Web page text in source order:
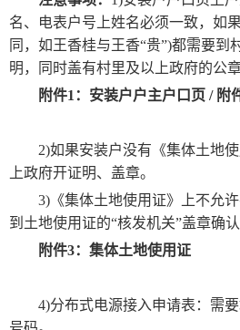
名、电表户号上姓名必须一致，如
同，如王香桂与王香“贵”)都需要到
明，同时盖有村里及以上政府的公
附件1：安装户户主户口页 / 附
2)如果安装户没有《集体土地
上政府开证明、盖章。
3)《集体土地使用证》上不允
到土地使用证的“核发机关”盖章确认
附件3：集体土地使用证
4)分布式电源接入申请表：需